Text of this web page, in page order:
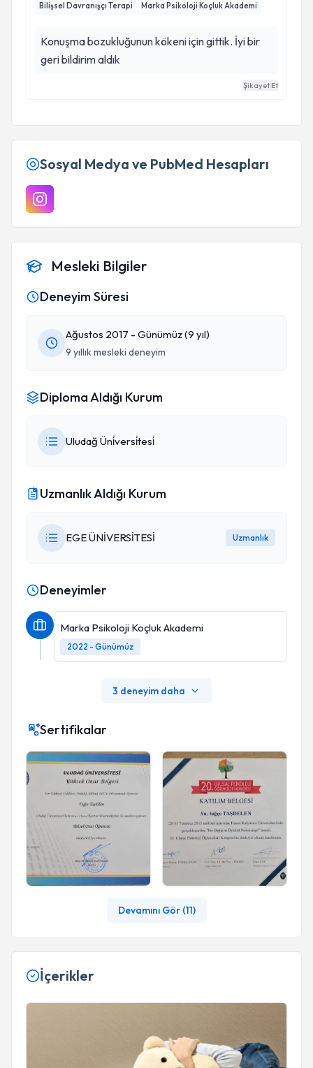
Bilişsel Davranışçı Terapi Marka Psikoloji Koçluk Akademi
Konuşma bozukluğunun kökeni için gittik. İyi bir
geri bildirim aldık
Şikayet Et
Sosyal Medya ve PubMed Hesapları
Mesleki Bilgiler
Deneyim Süresi
Ağustos 2017 - Günümüz (9 yıl)
9 yıllık mesleki deneyim
Diploma Aldığı Kurum
Uludağ Üni̇versi̇tesi̇
Uzmanlık Aldığı Kurum
EGE ÜNİVERSİTESİ Uzmanlık
Deneyimler
Marka Psikoloji Koçluk Akademi
2022 - Günümüz
3 deneyim daha
Sertifikalar
Devamını Gör (11)
İçerikler